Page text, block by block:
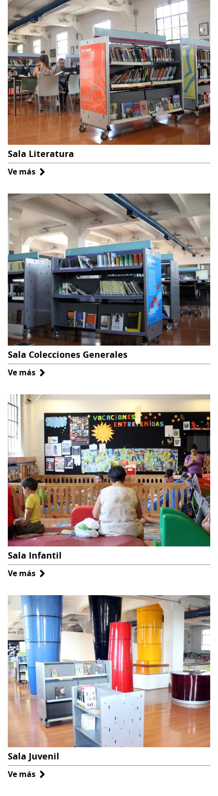
Sala Literatura
Ve más sobre
Literatura
Sala Colecciones Generales
Ve más sobre
Colecciones
Sala Infantil
Ve más sobre
Infantil
Sala Juvenil
Ve más sobre